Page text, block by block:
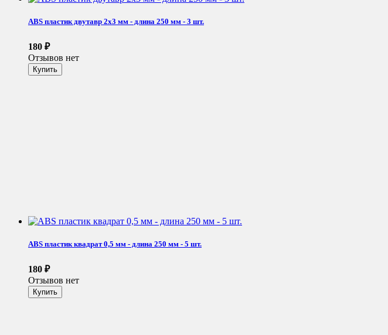
ABS пластик двутавр 2х3 мм - длина 250 мм - 3 шт.
180 ₽
Отзывов нет
ABS пластик квадрат 0,5 мм - длина 250 мм - 5 шт.
180 ₽
Отзывов нет